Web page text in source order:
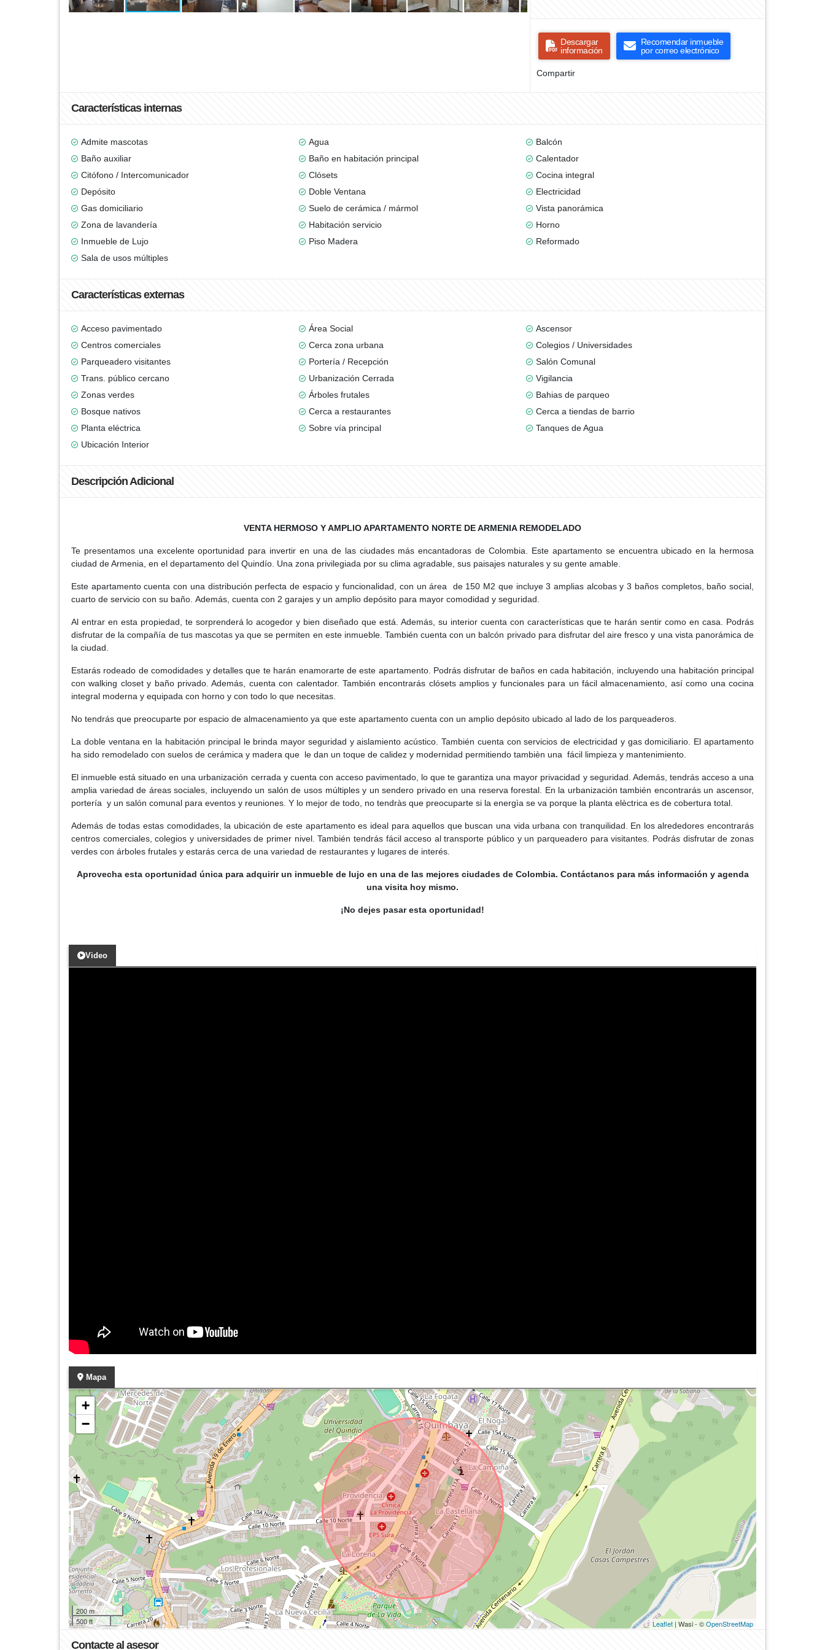
Descargar
información
Recomendar inmueble
por correo electrónico
Compartir
Características internas
Admite mascotas Agua
Balcón
Baño auxiliar
Baño en habitación principal
Calentador
Citófono / Intercomunicador
Clósets
Cocina integral
Depósito
Doble Ventana
Electricidad
Gas domiciliario
Suelo de cerámica / mármol
Vista panorámica
Zona de lavandería
Habitación servicio
Horno
Inmueble de Lujo
Piso Madera
Reformado
Sala de usos múltiples
Características externas
Acceso pavimentado Área Social
Ascensor
Centros comerciales
Cerca zona urbana
Colegios / Universidades
Parqueadero visitantes
Portería / Recepción
Salón Comunal
Trans. público cercano
Urbanización Cerrada
Vigilancia
Zonas verdes
Árboles frutales
Bahias de parqueo
Bosque nativos
Cerca a restaurantes
Cerca a tiendas de barrio
Planta eléctrica
Sobre vía principal
Tanques de Agua
Ubicación Interior
Descripción Adicional
VENTA HERMOSO Y AMPLIO APARTAMENTO NORTE DE ARMENIA REMODELADO
Te presentamos una excelente oportunidad para invertir en una de las ciudades más encantadoras de Colombia. Este apartamento se encuentra ubicado en la hermosa
ciudad de Armenia, en el departamento del Quindío. Una zona privilegiada por su clima agradable, sus paisajes naturales y su gente amable.
Este apartamento cuenta con una distribución perfecta de espacio y funcionalidad, con un área de 150 M2 que incluye 3 amplias alcobas y 3 baños completos, baño social,
cuarto de servicio con su baño. Además, cuenta con 2 garajes y un amplio depósito para mayor comodidad y seguridad.
Al entrar en esta propiedad, te sorprenderá lo acogedor y bien diseñado que está. Además, su interior cuenta con características que te harán sentir como en casa. Podrás
disfrutar de la compañía de tus mascotas ya que se permiten en este inmueble. También cuenta con un balcón privado para disfrutar del aire fresco y una vista panorámica de
la ciudad.
Estarás rodeado de comodidades y detalles que te harán enamorarte de este apartamento. Podrás disfrutar de baños en cada habitación, incluyendo una habitación principal
con walking closet y baño privado. Además, cuenta con calentador. También encontrarás clósets amplios y funcionales para un fácil almacenamiento, así como una cocina
integral moderna y equipada con horno y con todo lo que necesitas.
No tendrás que preocuparte por espacio de almacenamiento ya que este apartamento cuenta con un amplio depósito ubicado al lado de los parqueaderos.
La doble ventana en la habitación principal le brinda mayor seguridad y aislamiento acústico. También cuenta con servicios de electricidad y gas domiciliario. El apartamento
ha sido remodelado con suelos de cerámica y madera que le dan un toque de calidez y modernidad permitiendo tambièn una fácil limpieza y mantenimiento.
El inmueble está situado en una urbanización cerrada y cuenta con acceso pavimentado, lo que te garantiza una mayor privacidad y seguridad. Además, tendrás acceso a una
amplia variedad de áreas sociales, incluyendo un salón de usos múltiples y un sendero privado en una reserva forestal. En la urbanización también encontrarás un ascensor,
portería y un salón comunal para eventos y reuniones. Y lo mejor de todo, no tendràs que preocuparte si la energìa se va porque la planta elèctrica es de cobertura total.
Además de todas estas comodidades, la ubicación de este apartamento es ideal para aquellos que buscan una vida urbana con tranquilidad. En los alrededores encontrarás
centros comerciales, colegios y universidades de primer nivel. También tendrás fácil acceso al transporte público y un parqueadero para visitantes. Podrás disfrutar de zonas
verdes con árboles frutales y estarás cerca de una variedad de restaurantes y lugares de interés.
Aprovecha esta oportunidad única para adquirir un inmueble de lujo en una de las mejores ciudades de Colombia. Contáctanos para más información y agenda
una visita hoy mismo.
¡No dejes pasar esta oportunidad!
Video
Mapa
+
−
200 m
500 ft
Leaflet | Wasi - ©OpenStreetMap
Contacte al asesor